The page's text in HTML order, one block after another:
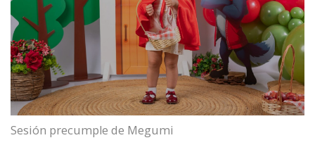
Sesión precumple de Megumi